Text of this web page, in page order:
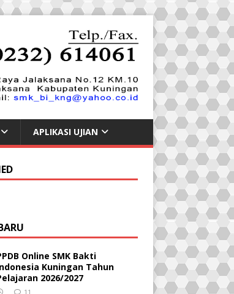
APLIKASI UJIAN
Online SMK Bakti
Kuningan Tahun
2026/2027
11